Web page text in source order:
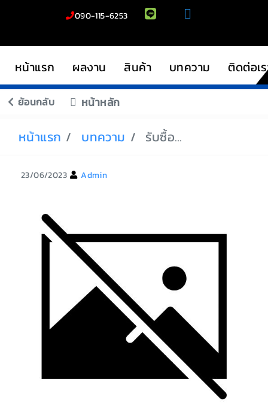
090-115-6253
หน้าแรก ผลงาน สินค้า บทความ ติดต่อเ
ย้อนกลับ หน้าหลัก
หน้าแรก บทความ รับซื้อรถมอเตอร์ไซค์ปทุมธานี
23/06/2023 Admin